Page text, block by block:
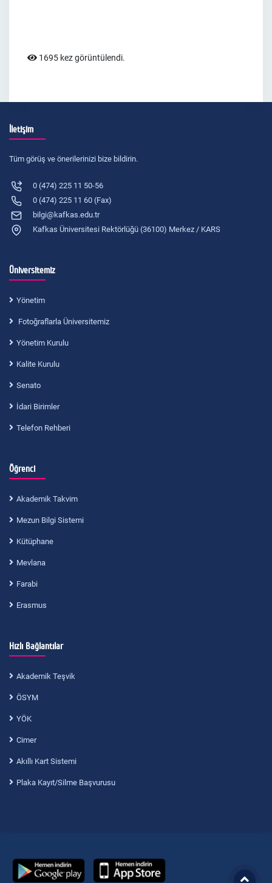
1695 kez görüntülendi.
İletişim
Tüm görüş ve önerilerinizi bize bildirin.
0 (474) 225 11 50-56
0 (474) 225 11 60 (Fax)
bilgi@kafkas.edu.tr
Kafkas Üniversitesi Rektörlüğü (36100) Merkez / KARS
Üniversitemiz
Yönetim
Fotoğraflarla Üniversitemiz
Yönetim Kurulu
Kalite Kurulu
Senato
İdari Birimler
Telefon Rehberi
Öğrenci
Akademik Takvim
Mezun Bilgi Sistemi
Kütüphane
Mevlana
Farabi
Erasmus
Hızlı Bağlantılar
Akademik Teşvik
ÖSYM
YÖK
Cimer
Akıllı Kart Sistemi
Plaka Kayıt/Silme Başvurusu